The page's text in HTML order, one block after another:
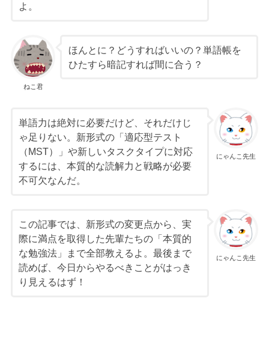
よ。
ねこ君
ほんとに？どうすればいいの？単語帳を
ひたすら暗記すれば間に合う？
にゃんこ先生
単語力は絶対に必要だけど、それだけじ
ゃ足りない。新形式の「適応型テスト
（MST）」や新しいタスクタイプに対応
するには、本質的な読解力と戦略が必要
不可欠なんだ。
にゃんこ先生
この記事では、新形式の変更点から、実
際に満点を取得した先輩たちの「本質的
な勉強法」まで全部教えるよ。最後まで
読めば、今日からやるべきことがはっき
り見えるはず！